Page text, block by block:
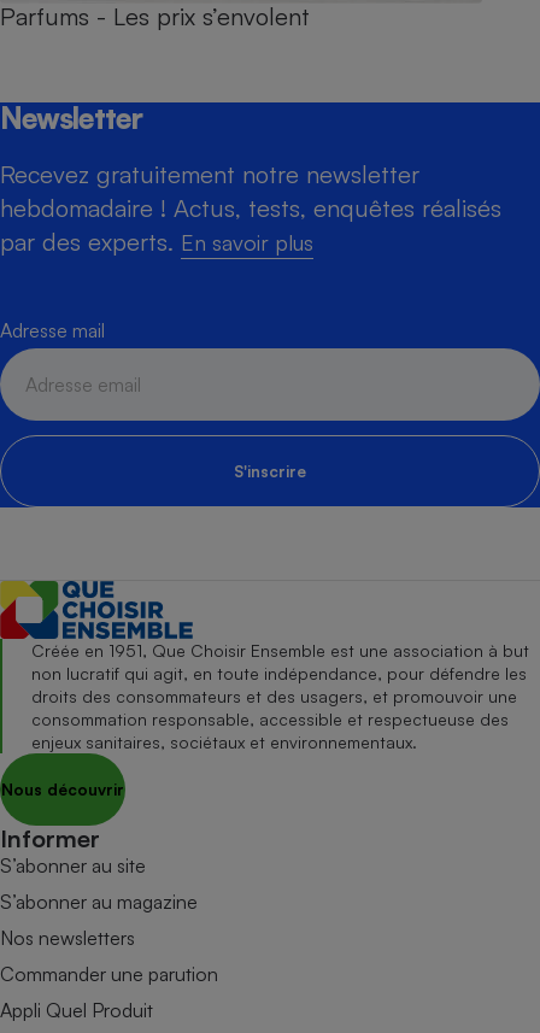
Parfums - Les prix s’envolent
Newsletter
Recevez gratuitement notre newsletter
hebdomadaire ! Actus, tests, enquêtes réalisés
par des experts. En savoir plus
Adresse mail
S'inscrire
Créée en 1951, Que Choisir Ensemble est une association à but
non lucratif qui agit, en toute indépendance, pour défendre les
droits des consommateurs et des usagers, et promouvoir une
consommation responsable, accessible et respectueuse des
enjeux sanitaires, sociétaux et environnementaux.
Nous découvrir
Informer
S’abonner au site
S’abonner au magazine
Nos newsletters
Commander une parution
Appli Quel Produit